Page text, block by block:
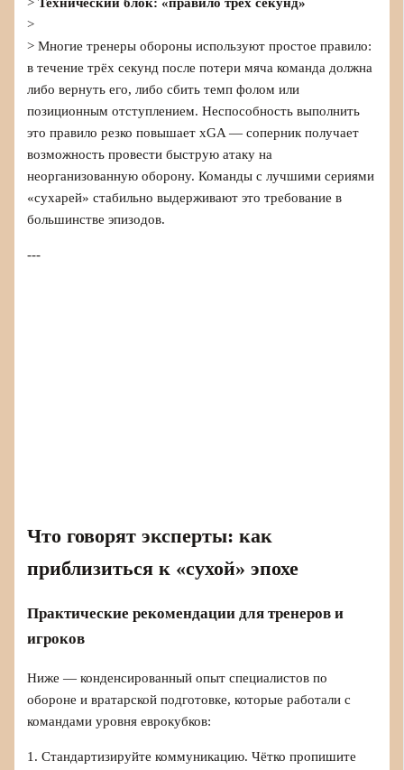
>
> Многие тренеры обороны используют простое правило:
в течение трёх секунд после потери мяча команда должна
либо вернуть его, либо сбить темп фолом или
позиционным отступлением. Неспособность выполнить
это правило резко повышает xGA — соперник получает
возможность провести быструю атаку на
неорганизованную оборону. Команды с лучшими сериями
«сухарей» стабильно выдерживают это требование в
большинстве эпизодов.
---
Что говорят эксперты: как
приблизиться к «сухой» эпохе
Практические рекомендации для тренеров и
игроков
Ниже — конденсированный опыт специалистов по
обороне и вратарской подготовке, которые работали с
командами уровня еврокубков:
1. Стандартизируйте коммуникацию. Чётко пропишите